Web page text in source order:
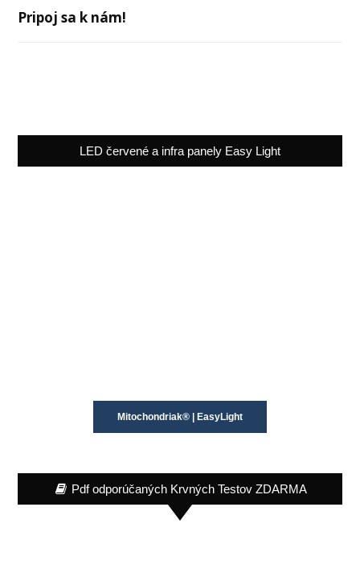
Pripoj sa k nám!
LED červené a infra panely Easy Light
Mitochondriak® | EasyLight
Pdf odporúčaných Krvných Testov ZDARMA